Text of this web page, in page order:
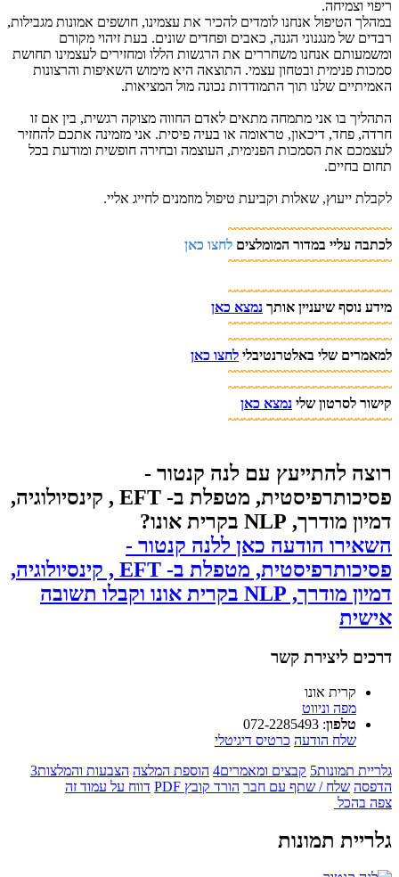
ריפוי וצמיחה.
במהלך הטיפול אנחנו לומדים להכיר את עצמינו, חושפים אמונות מגבילות,
רבדים של מנגנוני הגנה, כאבים ופחדים שונים. בעת זיהוי מקורם
ומשמעותם אנחנו משחררים את הרגשות הללו ומחזירים לעצמינו תחושת
סמכות פנימית ובטחון עצמי. התוצאה היא מימוש השאיפות והרצונות
האמיתיים שלנו תוך התמודדות נכונה מול המציאות.
התהליך בו אני מתמחה מתאים לאדם החווה מצוקה רגשית, בין אם זו
חרדה, פחד, דיכאון, טראומה או בעיה פיסית. אני מזמינה אתכם להחזיר
לעצמכם את הסמכות הפנימית, העוצמה ובחירה חופשית ומודעת בכל
תחום בחיים.
לקבלת ייעוץ, שאלות וקביעת טיפול מוזמנים לחייג אליי.
~~~~~~~~~~~~~~~~~~~~~~~
לכתבה עליי במדור המומלצים לחצו כאן
~~~~~~~~~~~~~~~~~~~~~~~
~~~~~~~~~~~~~~~~~~~~~~~
מידע נוסף שיעניין אותך נמצא כאן
~~~~~~~~~~~~~~~~~~~~~~~
~~~~~~~~~~~~~~~~~~~~~~~
למאמרים שלי באלטרנטיבלי לחצו כאן
~~~~~~~~~~~~~~~~~~~~~~~
~~~~~~~~~~~~~~~~~~~~~~~
קישור לסרטון שלי נמצא כאן
~~~~~~~~~~~~~~~~~~~~~~~
רוצה להתייעץ עם לנה קנטור -
פסיכותרפיסטית, מטפלת ב- EFT , קינסיולוגיה,
דמיון מודרך, NLP בקרית אונו?
השאירו הודעה כאן ללנה קנטור -
פסיכותרפיסטית, מטפלת ב- EFT , קינסיולוגיה,
דמיון מודרך, NLP בקרית אונו וקבלו תשובה
אישית
דרכים ליצירת קשר
קרית אונו
מפה וניווט
טלפון:
072-2285493
שלח הודעה כרטיס דיגיטלי
גלריית תמונות5 קבצים ומאמרים4 הוספת המלצה הצבעות והמלצות3
הדפסה שלח / שתף עם חבר הורד קובץ PDF
דווח על עמוד זה
צפה בהכל
גלריית תמונות